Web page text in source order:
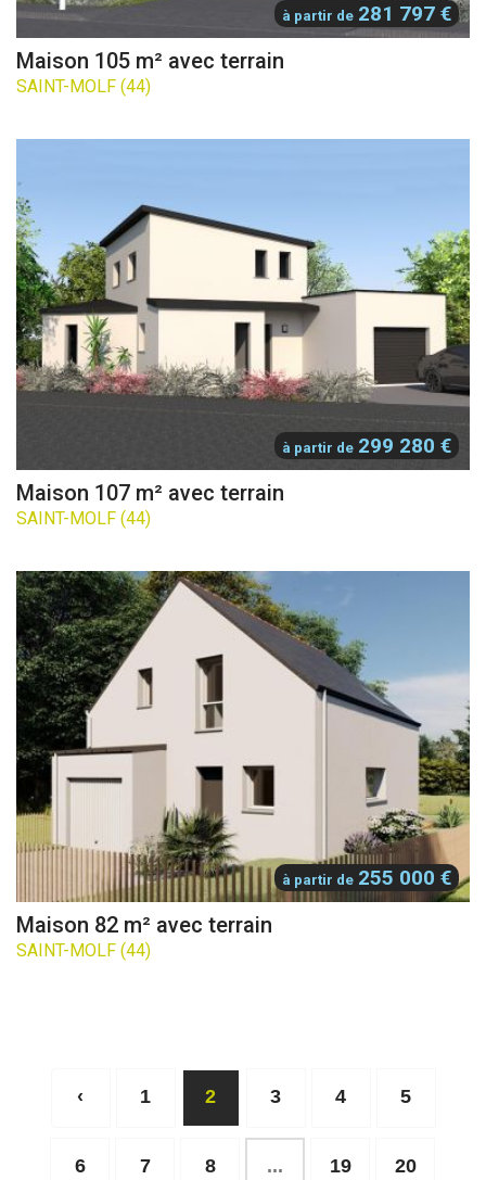
à partir de 281 797 €
Maison 105 m² avec terrain
SAINT-MOLF (44)
à partir de 299 280 €
Maison 107 m² avec terrain
SAINT-MOLF (44)
à partir de 255 000 €
Maison 82 m² avec terrain
SAINT-MOLF (44)
‹ 1 2 3 4 5
6 7 8 ... 19 20